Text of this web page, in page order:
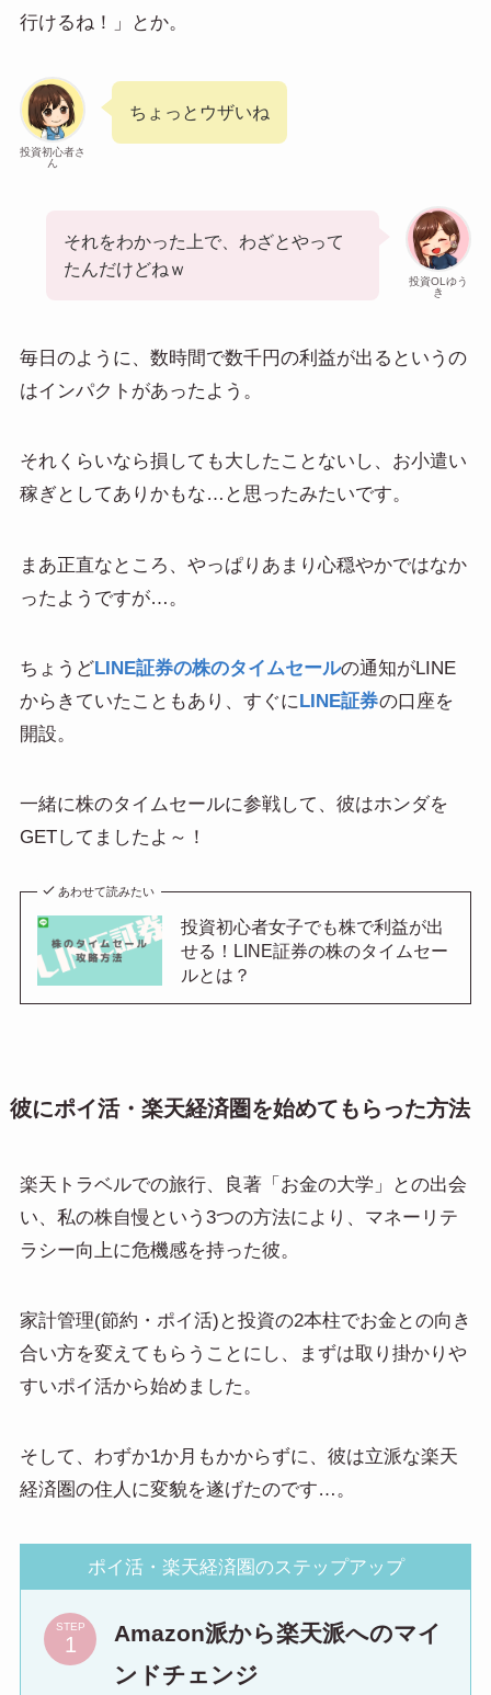
行けるね！」とか。
投資初心者さ
ん
ちょっとウザいね
投資OLゆう
き
それをわかった上で、わざとやって
たんだけどねｗ
毎日のように、数時間で数千円の利益が出るというの
はインパクトがあったよう。
それくらいなら損しても大したことないし、お小遣い
稼ぎとしてありかもな…と思ったみたいです。
まあ正直なところ、やっぱりあまり心穏やかではなか
ったようですが…。
ちょうどLINE証券の株のタイムセールの通知がLINE
からきていたこともあり、すぐにLINE証券の口座を
開設。
一緒に株のタイムセールに参戦して、彼はホンダを
GETしてましたよ～！
あわせて読みたい
投資初心者女子でも株で利益が出
せる！LINE証券の株のタイムセー
ルとは？
彼にポイ活・楽天経済圏を始めてもらった方法
楽天トラベルでの旅行、良著「お金の大学」との出会
い、私の株自慢という3つの方法により、マネーリテ
ラシー向上に危機感を持った彼。
家計管理(節約・ポイ活)と投資の2本柱でお金との向き
合い方を変えてもらうことにし、まずは取り掛かりや
すいポイ活から始めました。
そして、わずか1か月もかからずに、彼は立派な楽天
経済圏の住人に変貌を遂げたのです…。
ポイ活・楽天経済圏のステップアップ
STEP
Amazon派から楽天派へのマイ
ンドチェンジ